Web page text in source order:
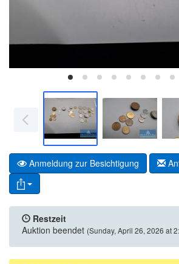
Anmeldung zur Besichtigung
Restzeit
Auktion beendet (Sunday, April 26, 2026 at